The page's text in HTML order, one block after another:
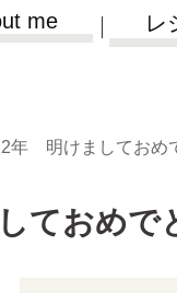
me レ
年 明けましておめ
ておめで